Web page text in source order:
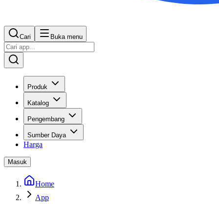
Cari Buka menu
Produk
Katalog
Pengembang
Sumber Daya
Harga
Masuk
Home
App